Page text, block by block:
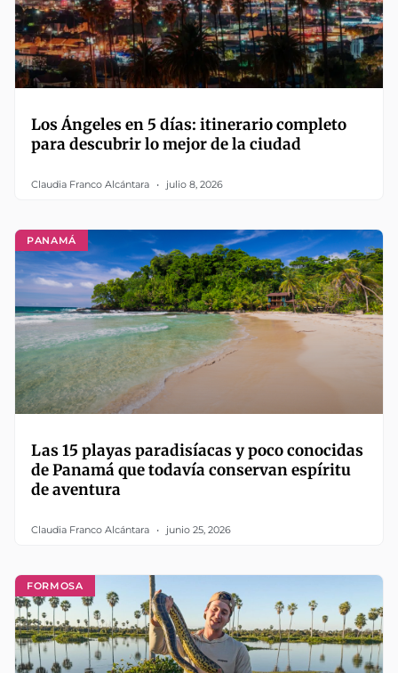
Los Ángeles en 5 días: itinerario completo
para descubrir lo mejor de la ciudad
Claudia Franco Alcántara julio 8, 2026
PANAMÁ
Las 15 playas paradisíacas y poco conocidas
de Panamá que todavía conservan espíritu
de aventura
Claudia Franco Alcántara junio 25, 2026
FORMOSA